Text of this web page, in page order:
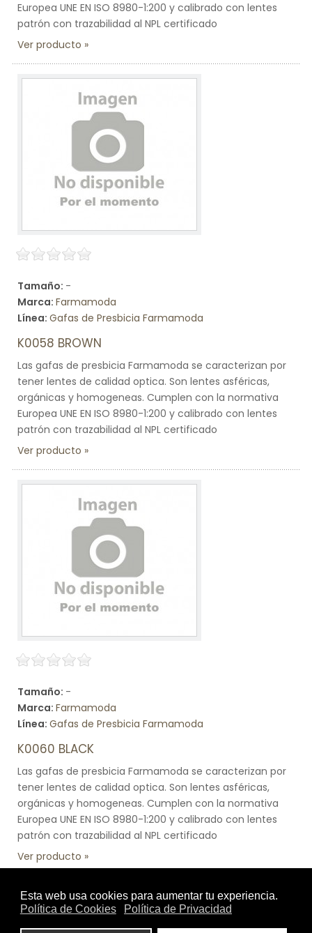
Europea UNE EN ISO 8980-1:200 y calibrado con lentes
patrón con trazabilidad al NPL certificado
Ver producto
Tamaño: -
Marca: Farmamoda
Línea: Gafas de Presbicia Farmamoda
K0058 BROWN
Las gafas de presbicia Farmamoda se caracterizan por
tener lentes de calidad optica. Son lentes asféricas,
orgánicas y homogeneas. Cumplen con la normativa
Europea UNE EN ISO 8980-1:200 y calibrado con lentes
patrón con trazabilidad al NPL certificado
Ver producto
Tamaño: -
Marca: Farmamoda
Línea: Gafas de Presbicia Farmamoda
K0060 BLACK
Las gafas de presbicia Farmamoda se caracterizan por
tener lentes de calidad optica. Son lentes asféricas,
orgánicas y homogeneas. Cumplen con la normativa
Europea UNE EN ISO 8980-1:200 y calibrado con lentes
patrón con trazabilidad al NPL certificado
Ver producto